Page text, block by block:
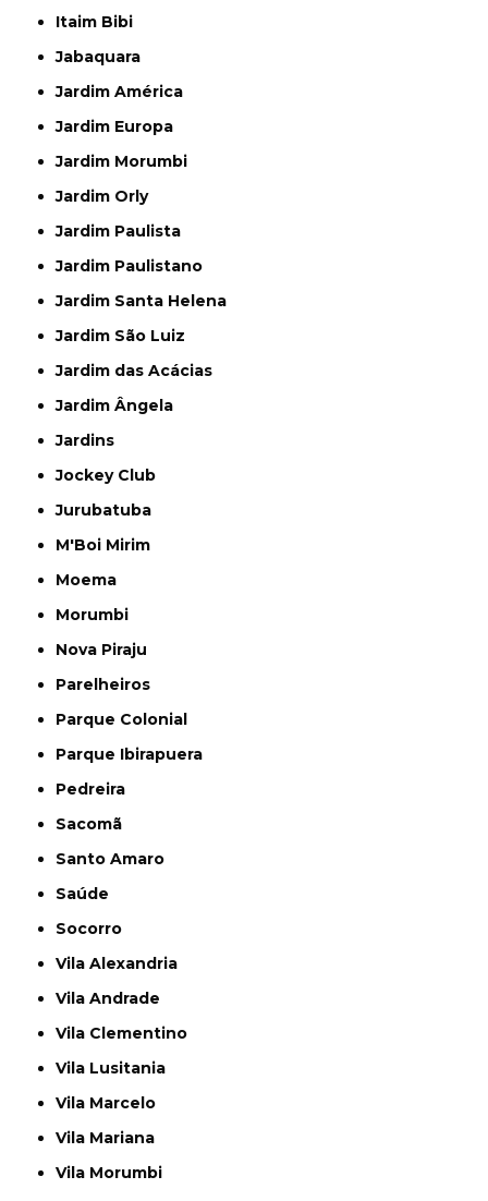
Itaim Bibi
Jabaquara
Jardim América
Jardim Europa
Jardim Morumbi
Jardim Orly
Jardim Paulista
Jardim Paulistano
Jardim Santa Helena
Jardim São Luiz
Jardim das Acácias
Jardim Ângela
Jardins
Jockey Club
Jurubatuba
M'Boi Mirim
Moema
Morumbi
Nova Piraju
Parelheiros
Parque Colonial
Parque Ibirapuera
Pedreira
Sacomã
Santo Amaro
Saúde
Socorro
Vila Alexandria
Vila Andrade
Vila Clementino
Vila Lusitania
Vila Marcelo
Vila Mariana
Vila Morumbi